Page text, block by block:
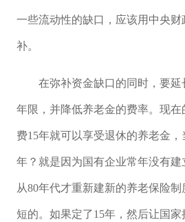
一些流动性的缺口，应该用中央
补。
在弥补资金缺口的同时，要
年限，并降低养老金的费率。现
费15年就可以享受退休的养老金
年？就是因为国有企业常年没有建
从80年代才重新建新的养老保险
短的。如果定了15年，然后让国